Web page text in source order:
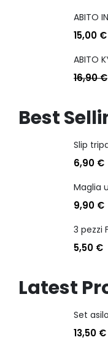
ABITO
15,00 €
ABITO
16,90€
Best
6,90 €
9,90 €
5,50 €
Latest
13,50 €